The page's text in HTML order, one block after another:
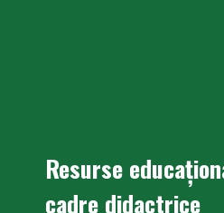
Resurse
cadre didactrice